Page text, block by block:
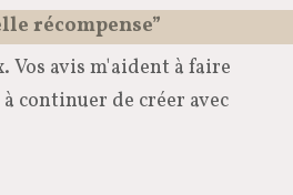
récompense”
Vos avis m'aident à faire
à continuer de créer avec